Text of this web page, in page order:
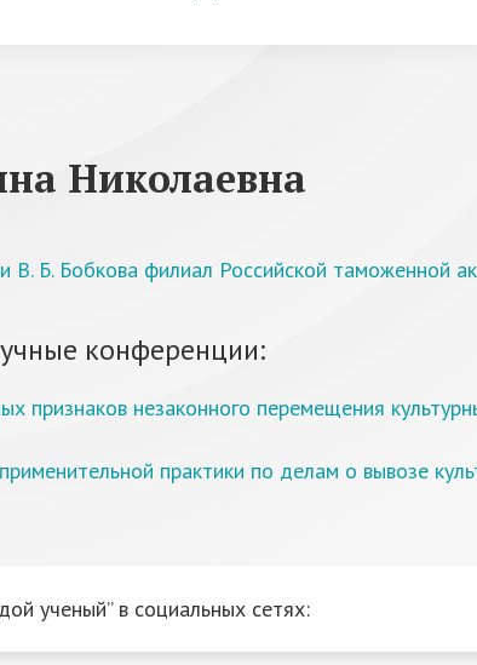
Николаевна
В. Б. Бобкова филиал Российской таможенной
конференции:
признаков незаконного перемещения
практики по делам о вывозе
ученый” в социальных сетях: